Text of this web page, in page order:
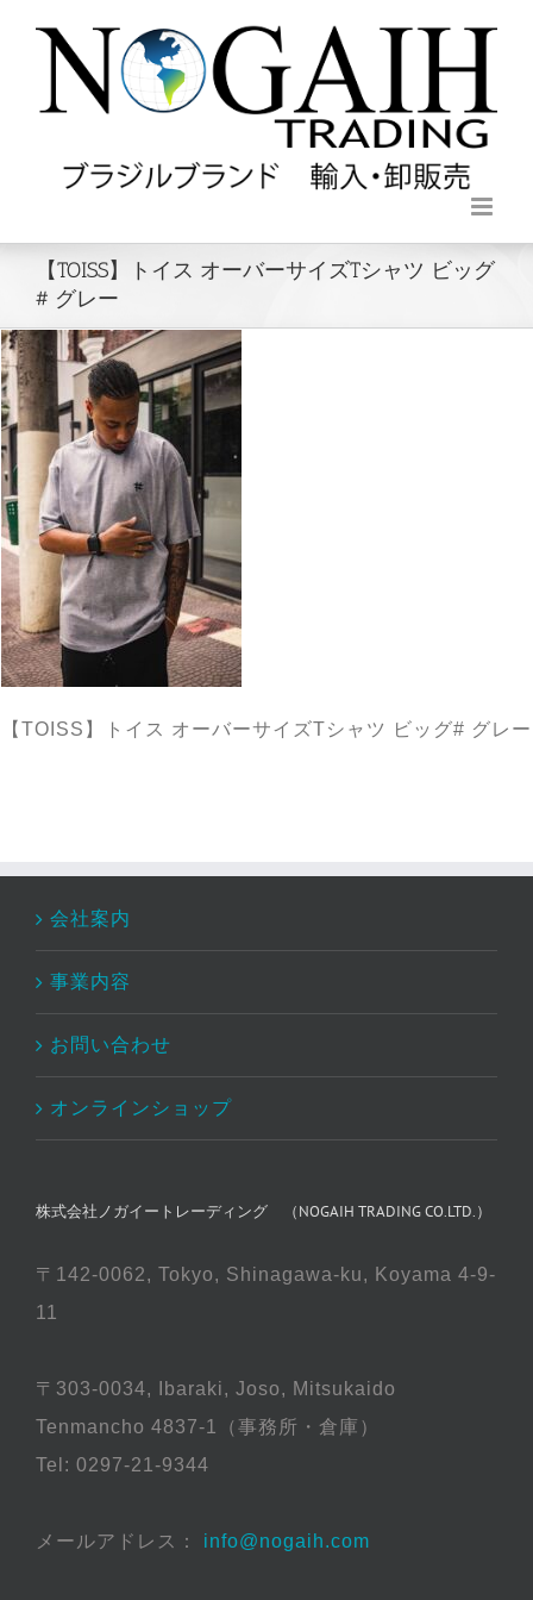
【TOISS】トイス オーバーサイズTシャツ ビッグ
# グレー
【TOISS】トイス オーバーサイズTシャツ ビッグ# グレー
会社案内
事業内容
お問い合わせ
オンラインショップ
株式会社ノガイートレーディング （NOGAIH TRADING CO.LTD.）
〒142-0062, Tokyo, Shinagawa-ku, Koyama 4-9-
11
〒303-0034, Ibaraki, Joso, Mitsukaido
Tenmancho 4837-1（事務所・倉庫）
Tel: 0297-21-9344
メールアドレス： info@nogaih.com